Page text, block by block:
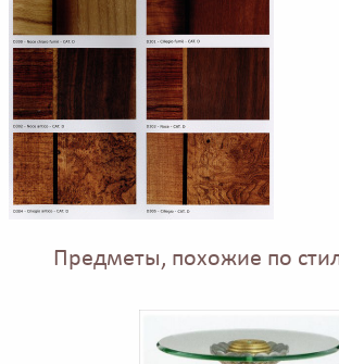
Предметы, похожие по